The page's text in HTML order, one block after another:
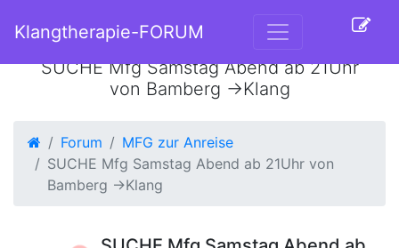
Klangtherapie-FORUM
SUCHE Mfg Samstag Abend ab 21Uhr
von Bamberg ->Klang
Forum
MFG zur Anreise
SUCHE Mfg Samstag Abend ab 21Uhr von
Bamberg ->Klang